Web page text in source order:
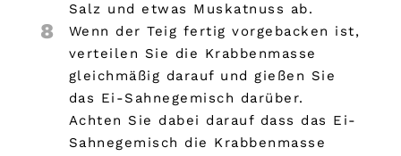
Salz und etwas Muskatnuss ab.
8
Wenn der Teig fertig vorgebacken ist,
verteilen Sie die Krabbenmasse
gleichmäßig darauf und gießen Sie
das Ei-Sahnegemisch darüber.
Achten Sie dabei darauf dass das Ei-
Sahnegemisch die Krabbenmasse